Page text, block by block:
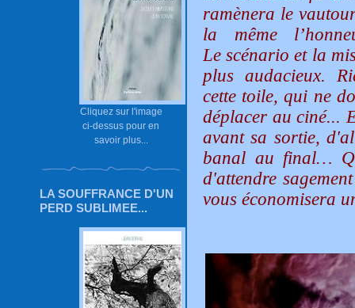
Cliquez sur l'image
ci-dessus pour en
savoir plus...
LA SOUFFRANCE D'UN
PERD SUBLIMEE...
ramènera le
la même
Le scénario et la
plus audacieux.
cette toile, qui ne
déplacer au ciné...
avant sa sortie,
banal au final…
d'attendre
vous économisera